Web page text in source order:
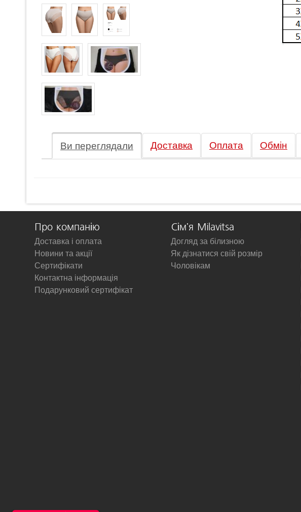
Ви переглядали Доставка Оплата Обмін
Про компанію
Доставка і оплата
Новини та акції
Сертифікати
Контактна інформація
Подарунковий сертифікат
Сім'я Milavitsa
Догляд за білизною
Як дізнатися свій розмір
Чоловікам